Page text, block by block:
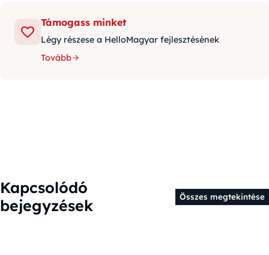
Támogass minket
Légy részese a HelloMagyar fejlesztésének
Tovább
Kapcsolódó
bejegyzések
Összes megtekintése